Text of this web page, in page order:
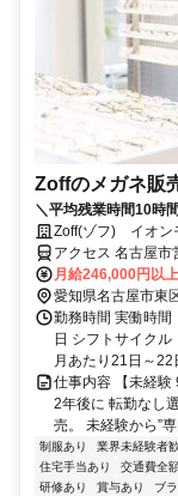
Zoffのメガネ販
＼平均残業時間10時
90%★充実したOJT
9月入社歓迎
Zoff(ゾフ) イオン
アクセス 名古屋市
とりーとライン ナ
田（愛知県）徒歩
月給246,000円以上
愛知県名古屋市東
勤務時間 実働時間
日 シフトサイク
月あたり21日～22
仕事内容 【未経験
2年後に 転勤なし
売。 未経験から”
制服あり 業界未経験者
住宅手当あり
交通費全
研修あり
賞与あり ブ